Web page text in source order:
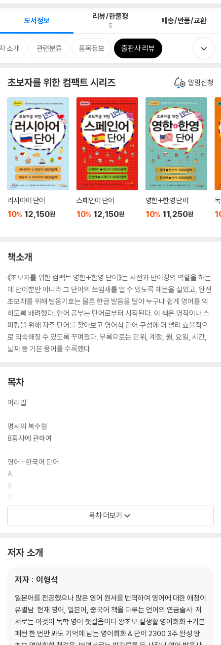
도서정보 리뷰/한줄평
5 배송/반품/교환
소개 관련분류 품목정보 출판사 리뷰
초보자를 위한 컴팩트 시리즈 알림신청
러시아어 단어
10% 12,150원
스페인어 단어
10% 12,150원
영한+한영 단어
10% 11,250원
책소개
《초보자를 위한 컴팩트 영한+한영 단어》는 사전과 단어장의 역할을 하는
데 단어뿐만 아니라 그 단어의 쓰임새를 알 수 있도록 예문을 실었고, 완전
초보자를 위해 발음기호는 물론 한글 발음을 달아 누구나 쉽게 영어를 익
히도록 배려했다. 언어 공부는 단어로부터 시작된다. 이 책은 영작이나 스
피킹을 위해 자주 단어를 찾아보고 영어식 단어 구성에 더 빨리 효율적으
로 익숙해질 수 있도록 꾸며졌다. 부록으로는 단위, 계절, 월, 요일, 시간,
날짜 등 기본 용어를 수록했다.
목차
머리말
명사의 복수형
8품사에 관하여
영어+한국어 단어
A
B
C
D
H
목차 더보기
저자 소개
저자 : 이형석
일본어를 전공했으나 많은 영어 원서를 번역하여 영어에 대한 애정이
유별남. 현재 영어, 일본어, 중국어 책을 다루는 언어의 연금술사. 저
서로는 이것이 독학 영어 첫걸음이다 왕초보 실생활 영어회화 +기본
패턴 한 번만 봐도 기억에 남는 영어회화 & 단어 2300 3주 완성 왕